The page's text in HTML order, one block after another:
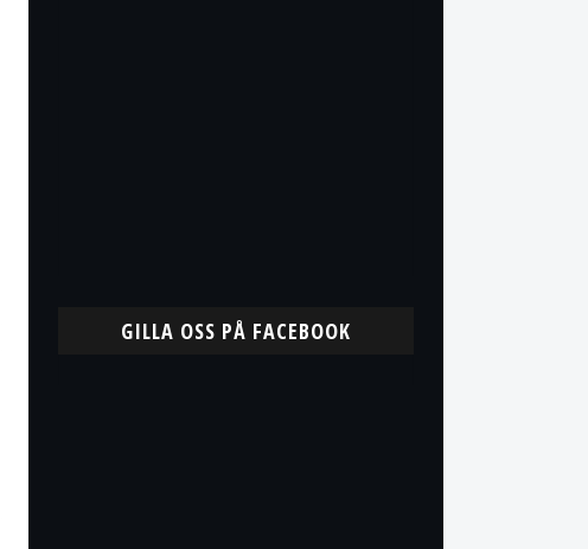
GILLA OSS PÅ FACEBOOK